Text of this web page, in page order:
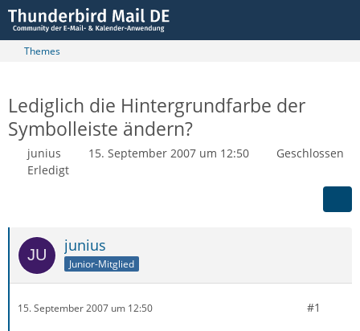
Themes
Lediglich die Hintergrundfarbe der
Symbolleiste ändern?
junius 15. September 2007 um 12:50
Geschlossen
Erledigt
junius
Junior-Mitglied
15. September 2007 um 12:50 #1